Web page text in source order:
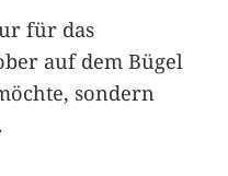
für das
auf dem Bügel
sondern